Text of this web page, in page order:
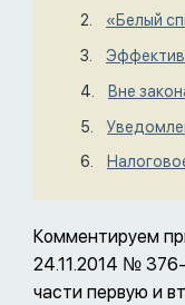
«Белый
Вне
Комментируем
24.11.2014 №
части первую и